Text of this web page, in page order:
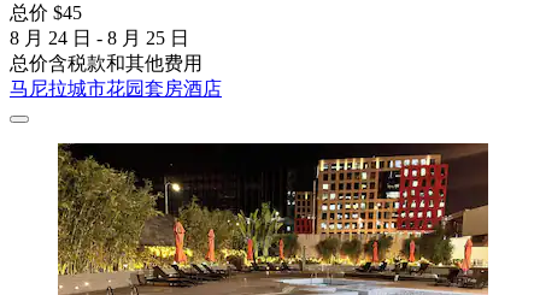
总价 $45
8 月 24 日 - 8 月 25 日
总价含税款和其他费用
马尼拉城市花园套房酒店